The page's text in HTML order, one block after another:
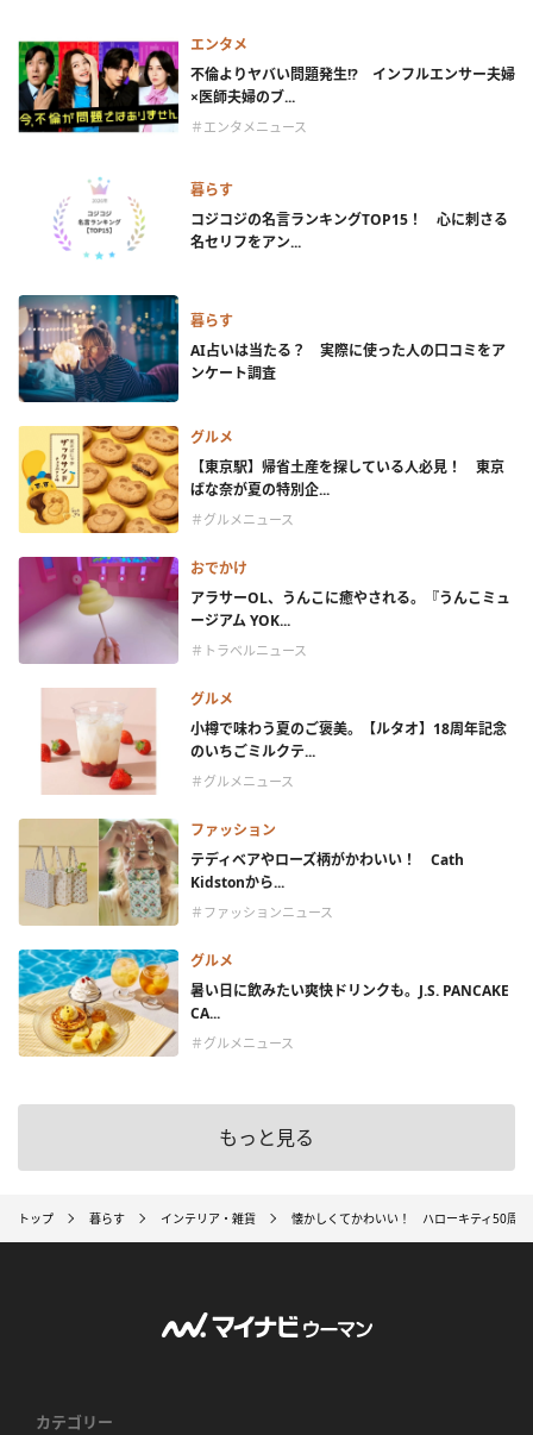
エンタメ
不倫よりヤバい問題発生!? インフルエンサー夫婦
×医師夫婦のブ...
＃エンタメニュース
暮らす
コジコジの名言ランキングTOP15！ 心に刺さる
名セリフをアン...
暮らす
AI占いは当たる？ 実際に使った人の口コミをア
ンケート調査
グルメ
【東京駅】帰省土産を探している人必見！ 東京
ばな奈が夏の特別企...
＃グルメニュース
おでかけ
アラサーOL、うんこに癒やされる。『うんこミュ
ージアム YOK...
＃トラベルニュース
グルメ
小樽で味わう夏のご褒美。【ルタオ】18周年記念
のいちごミルクテ...
＃グルメニュース
ファッション
テディベアやローズ柄がかわいい！ Cath
Kidstonから...
＃ファッションニュース
グルメ
暑い日に飲みたい爽快ドリンクも。J.S. PANCAKE
CA...
＃グルメニュース
もっと見る
トップ 暮らす インテリア・雑貨 懐かしくてかわいい！ ハローキティ50周
カテゴリー